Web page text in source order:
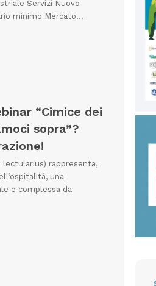
Servizi Nuovo
minimo Mercato…
“Cimice dei
sopra”?
lectularius) rappresenta,
una
e complessa da